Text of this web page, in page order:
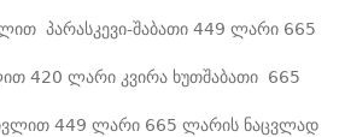
პარასკევი-შაბათი 449 ლარი 665
420 ლარი კვირა ხუთშაბათი 665
449 ლარი 665 ლარის ნაცვლად